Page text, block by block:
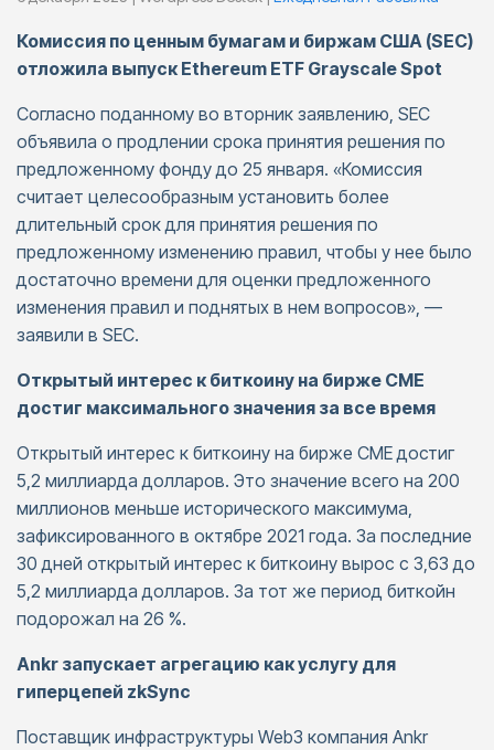
Комиссия по ценным бумагам и биржам США (SEC)
отложила выпуск Ethereum ETF Grayscale Spot
Согласно поданному во вторник заявлению, SEC
объявила о продлении срока принятия решения по
предложенному фонду до 25 января. «Комиссия
считает целесообразным установить более
длительный срок для принятия решения по
предложенному изменению правил, чтобы у нее было
достаточно времени для оценки предложенного
изменения правил и поднятых в нем вопросов», —
заявили в SEC.
Открытый интерес к биткоину на бирже CME
достиг максимального значения за все время
Открытый интерес к биткоину на бирже CME достиг
5,2 миллиарда долларов. Это значение всего на 200
миллионов меньше исторического максимума,
зафиксированного в октябре 2021 года. За последние
30 дней открытый интерес к биткоину вырос с 3,63 до
5,2 миллиарда долларов. За тот же период биткойн
подорожал на 26 %.
Ankr запускает агрегацию как услугу для
гиперцепей zkSync
Поставщик инфраструктуры Web3 компания Ankr